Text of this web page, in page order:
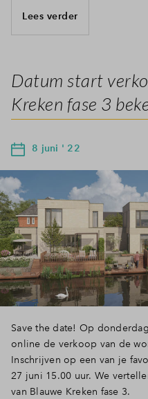
Lees verder
Datum start
Kreken fase 3
8 juni ' 22
Save the date! Op
online de verkoop van de
Inschrijven op een van je
27 juni 15.00 uur. We
van Blauwe Kreken fase 3.